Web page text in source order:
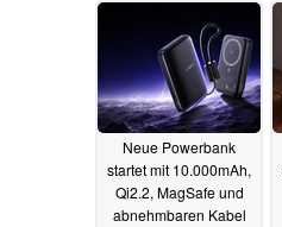
Neue Powerbank
startet mit 10.000mAh,
Qi2.2, MagSafe und
abnehmbaren Kabel